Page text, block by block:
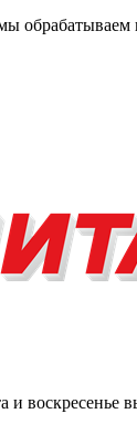
и воскресенье